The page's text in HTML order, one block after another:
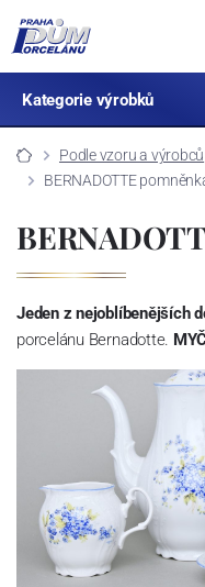
Kategorie výrobků
Podle vzoru a výrobců
BERNADOTTE
Jeden z nejoblíbenějších
porcelánu Bernadotte.